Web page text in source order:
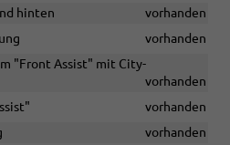
hinten
vorhanden
vorhanden
"Front Assist" mit City-
vorhanden
vorhanden
vorhanden